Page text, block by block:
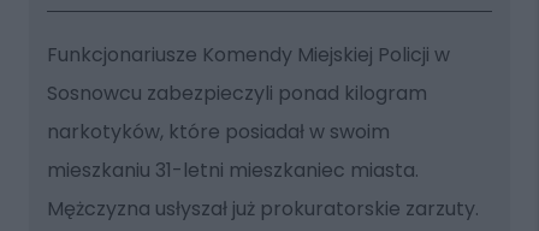
Funkcjonariusze Komendy Miejskiej Policji w
Sosnowcu zabezpieczyli ponad kilogram
narkotyków, które posiadał w swoim
mieszkaniu 31-letni mieszkaniec miasta.
Mężczyzna usłyszał już prokuratorskie zarzuty.